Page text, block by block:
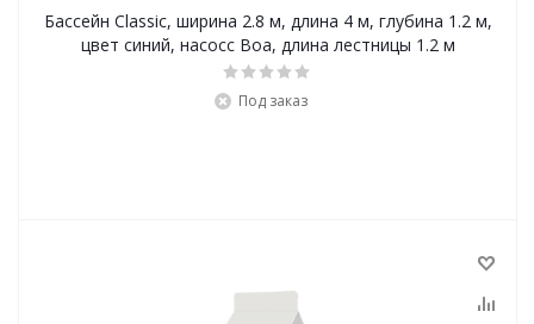
Бассейн Classic, ширина 2.8 м, длина 4 м, глубина 1.2 м,
цвет синий, насосc Boa, длина лестницы 1.2 м
Под заказ